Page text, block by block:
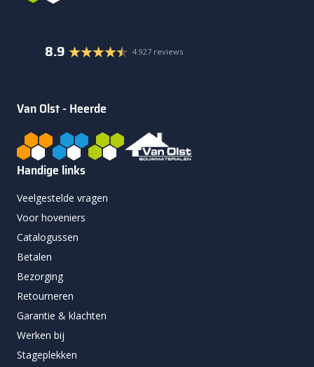
8.9 4.927 reviews
Van Olst - Heerde
Handige links
Veelgestelde vragen
Voor hoveniers
Catalogussen
Betalen
Bezorging
Retourneren
Garantie & klachten
Werken bij
Stageplekken